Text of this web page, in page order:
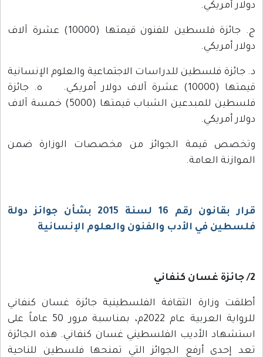
دولار أمريكي.
‌ج. جائزة فلسطين للفنون قيمتها (10000) عشرة آلاف
دولار أمريكي.
‌د. جائزة فلسطين للدراسات الاجتماعية والعلوم الإنسانية
قيمتها (10000) عشرة آلاف دولار أمريكي. ‌ه. جائزة
فلسطين للمبدعين الشباب قيمتها (5000) خمسة آلاف
دولار أمريكي.
وتخصص قيمة الجوائز من مخصصات الوزارة ضمن
الموازنة العامة.
قرار بقانون رقم 16 لسنة 2015 بشأن جوائز دولة
فلسطين في الأدب والفنون والعلوم الإنسانية
2/ جائزة غسان كنفاني
أطلقت وزارة الثقافة الفلسطينية جائزة غسان كنفاني
للرواية العربية عام 2022م، بمناسبة مرور 50 عاماً على
استشهاد الأديب الفلسطيني غسان كنفاني. هذه الجائزة
تعد إحدى أرفع الجوائز التي تمنحها فلسطين للناحية